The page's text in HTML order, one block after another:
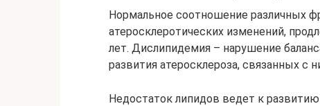
Нормальное соотношение различных
атеросклеротических изменений,
лет. Дислипидемия – нарушение
развития атеросклероза, связанных с
Недостаток липидов ведет к